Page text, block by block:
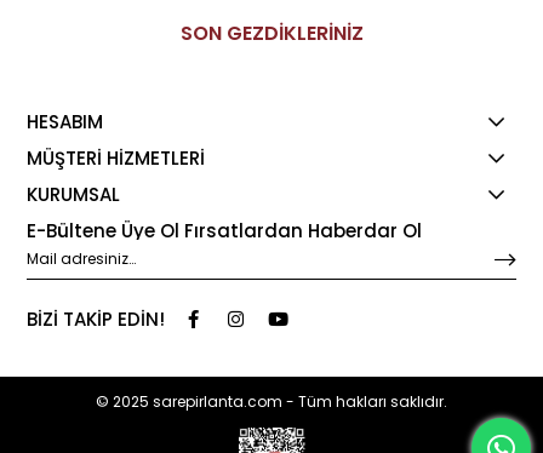
SON GEZDİKLERİNİZ
HESABIM
MÜŞTERİ HİZMETLERİ
KURUMSAL
E-Bültene Üye Ol Fırsatlardan Haberdar Ol
BİZİ TAKİP EDİN!
© 2025 sarepirlanta.com - Tüm hakları saklıdır.